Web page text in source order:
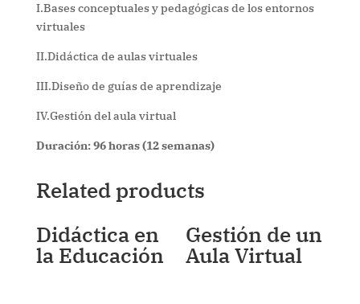
I.Bases conceptuales y pedagógicas de los entornos
virtuales
II.Didáctica de aulas virtuales
III.Diseño de guías de aprendizaje
IV.Gestión del aula virtual
Duración: 96 horas (12 semanas)
Related products
Didáctica en
la Educación
Gestión de un
Aula Virtual